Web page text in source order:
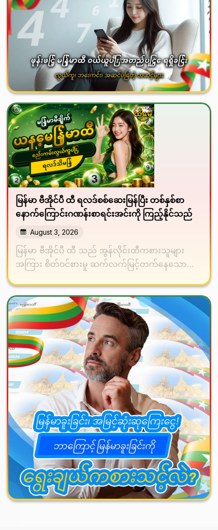
မြန်မာ ဗီအိုင်ပီ ထီ ရလဒ်စစ်ဆေးမြန်ပြီး တစ်နှစ်စာ
နောက်ကြောင်းဂဏန်းစာရင်းအင်းကို ကြည့်နိုင်သည်
August 3, 2026
မြန်မာ ဗီအိုင်ပီ ထီ သည် အွန်လိုင်းထီကစားသူများ
အကြား စိတ်ဝင်စားမှု ဆက်လက်မြင့်တက်နေသော
ခြင်း၊ ရလဒ်ကို…